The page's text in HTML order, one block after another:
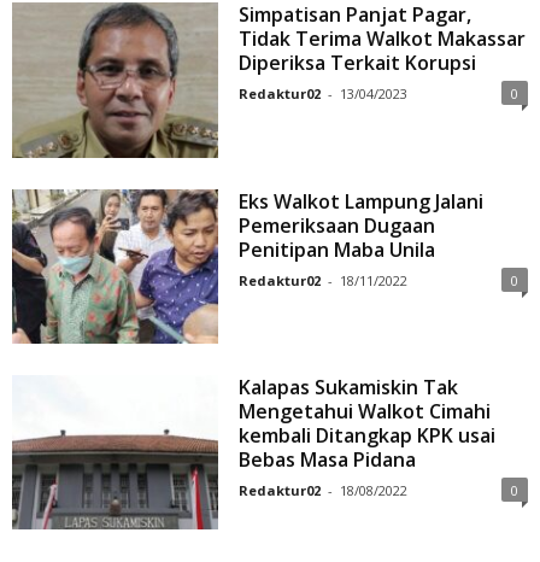
Simpatisan Panjat Pagar,
Tidak Terima Walkot Makassar
Diperiksa Terkait Korupsi
Redaktur02 - 13/04/2023 0
Eks Walkot Lampung Jalani
Pemeriksaan Dugaan
Penitipan Maba Unila
Redaktur02 - 18/11/2022 0
Kalapas Sukamiskin Tak
Mengetahui Walkot Cimahi
kembali Ditangkap KPK usai
Bebas Masa Pidana
Redaktur02 - 18/08/2022 0